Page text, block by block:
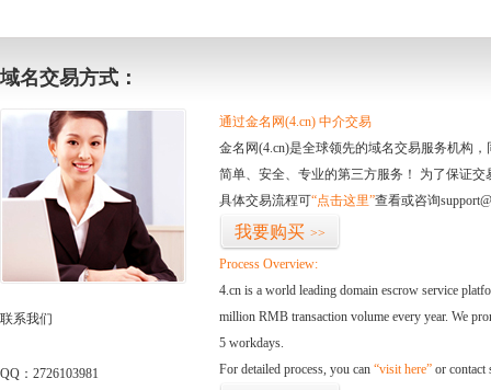
域名交易方式：
联系我们
QQ：2726103981
通过金名网(4.cn) 中介交易
金名网(4.cn)是全球领先的域名交易服务机构
简单、安全、专业的第三方服务！ 为了保证
具体交易流程可“点击这里”查看或咨询
我要购买 >>
Process Overview:
4.cn is a world leading domain escrow service
million RMB transaction volume every year. We
5 workdays.
For detailed process, you can “visit here” or contact